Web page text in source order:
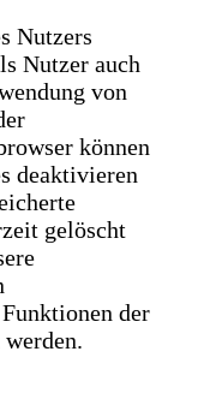
Nutzers
Nutzer auch
von
können
deaktivieren
gelöscht
der